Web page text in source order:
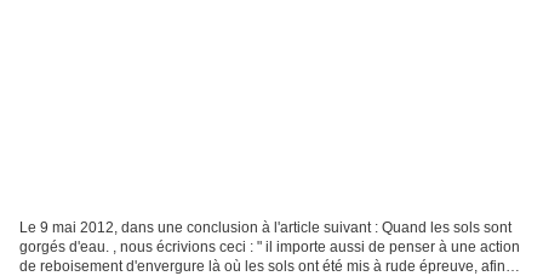
Le 9 mai 2012, dans une conclusion à l'article suivant : Quand les sols sont
gorgés d'eau. , nous écrivions ceci : " il importe aussi de penser à une action
de reboisement d'envergure là où les sols ont été mis à rude épreuve, afin